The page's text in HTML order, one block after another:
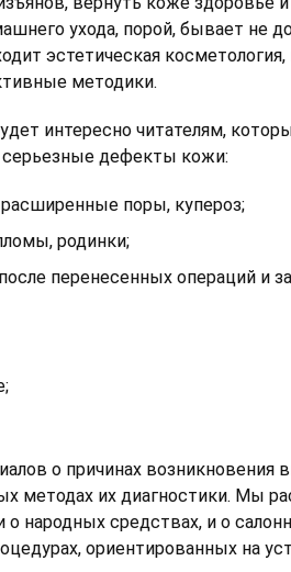
ухода, порой, бывает не
эстетическая
методики.
интересно читателям,
серьезные дефекты кожи:
поры, купероз;
родинки;
перенесенных операций и
о причинах возникновения
методах их диагностики. Мы
о народных средствах, и о
ориентированных на